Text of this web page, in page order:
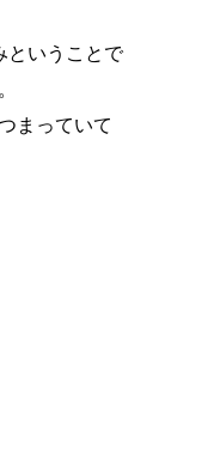
ということで
まっていて